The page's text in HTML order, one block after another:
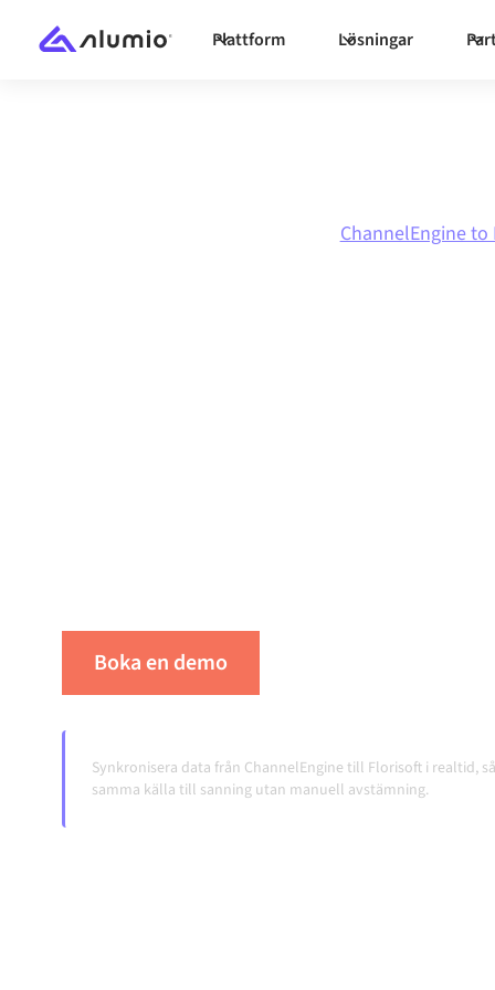
Plattform Lösningar
ChannelEngine
Boka en demo
Synkronisera data från ChannelEngine till Florisoft i realtid,
samma källa till sanning utan manuell avstämning.